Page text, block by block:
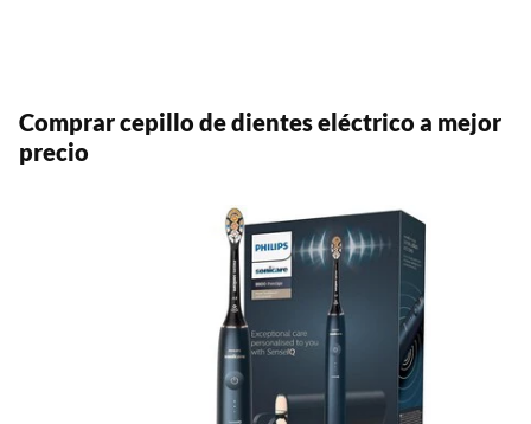
Comprar cepillo de dientes eléctrico a mejor
precio